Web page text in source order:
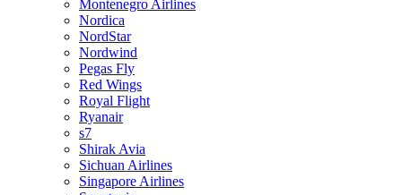
Montenegro Airlines
Nordica
NordStar
Nordwind
Pegas Fly
Red Wings
Royal Flight
Ryanair
s7
Shirak Avia
Sichuan Airlines
Singapore Airlines